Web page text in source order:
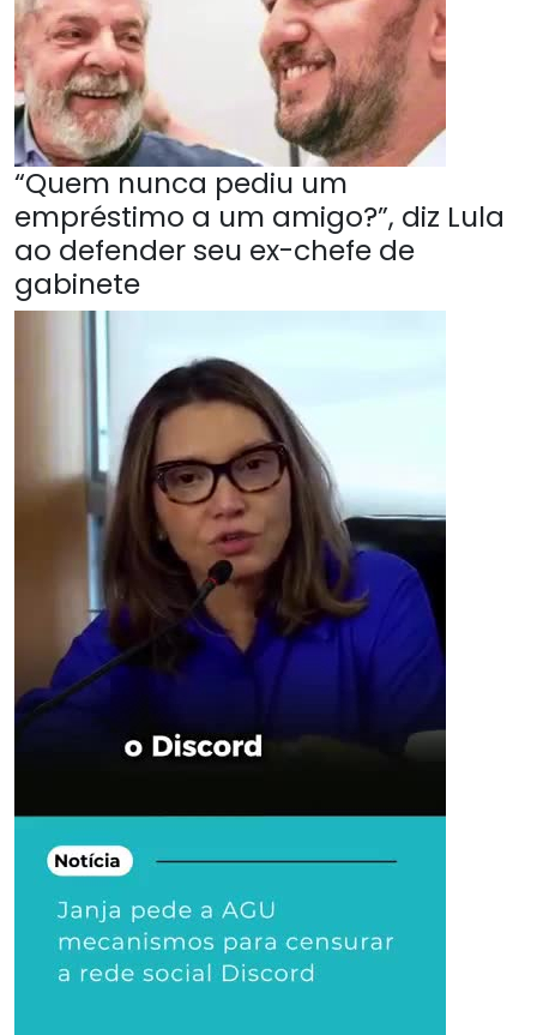
“Quem nunca pediu um
empréstimo a um amigo?”, diz Lula
ao defender seu ex-chefe de
gabinete